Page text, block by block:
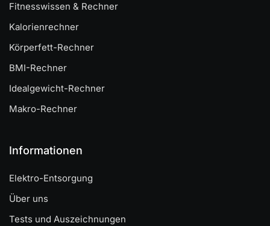
Fitnesswissen & Rechner
Kalorienrechner
Körperfett-Rechner
BMI-Rechner
Idealgewicht-Rechner
Makro-Rechner
Informationen
Elektro-Entsorgung
Über uns
Tests und Auszeichnungen